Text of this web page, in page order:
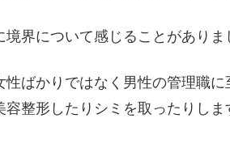
界について感じることがありま
ばかりではなく男性の管理職
容整形したりシミを取ったりし